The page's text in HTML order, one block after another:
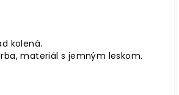
kolená.
materiál s jemným leskom.